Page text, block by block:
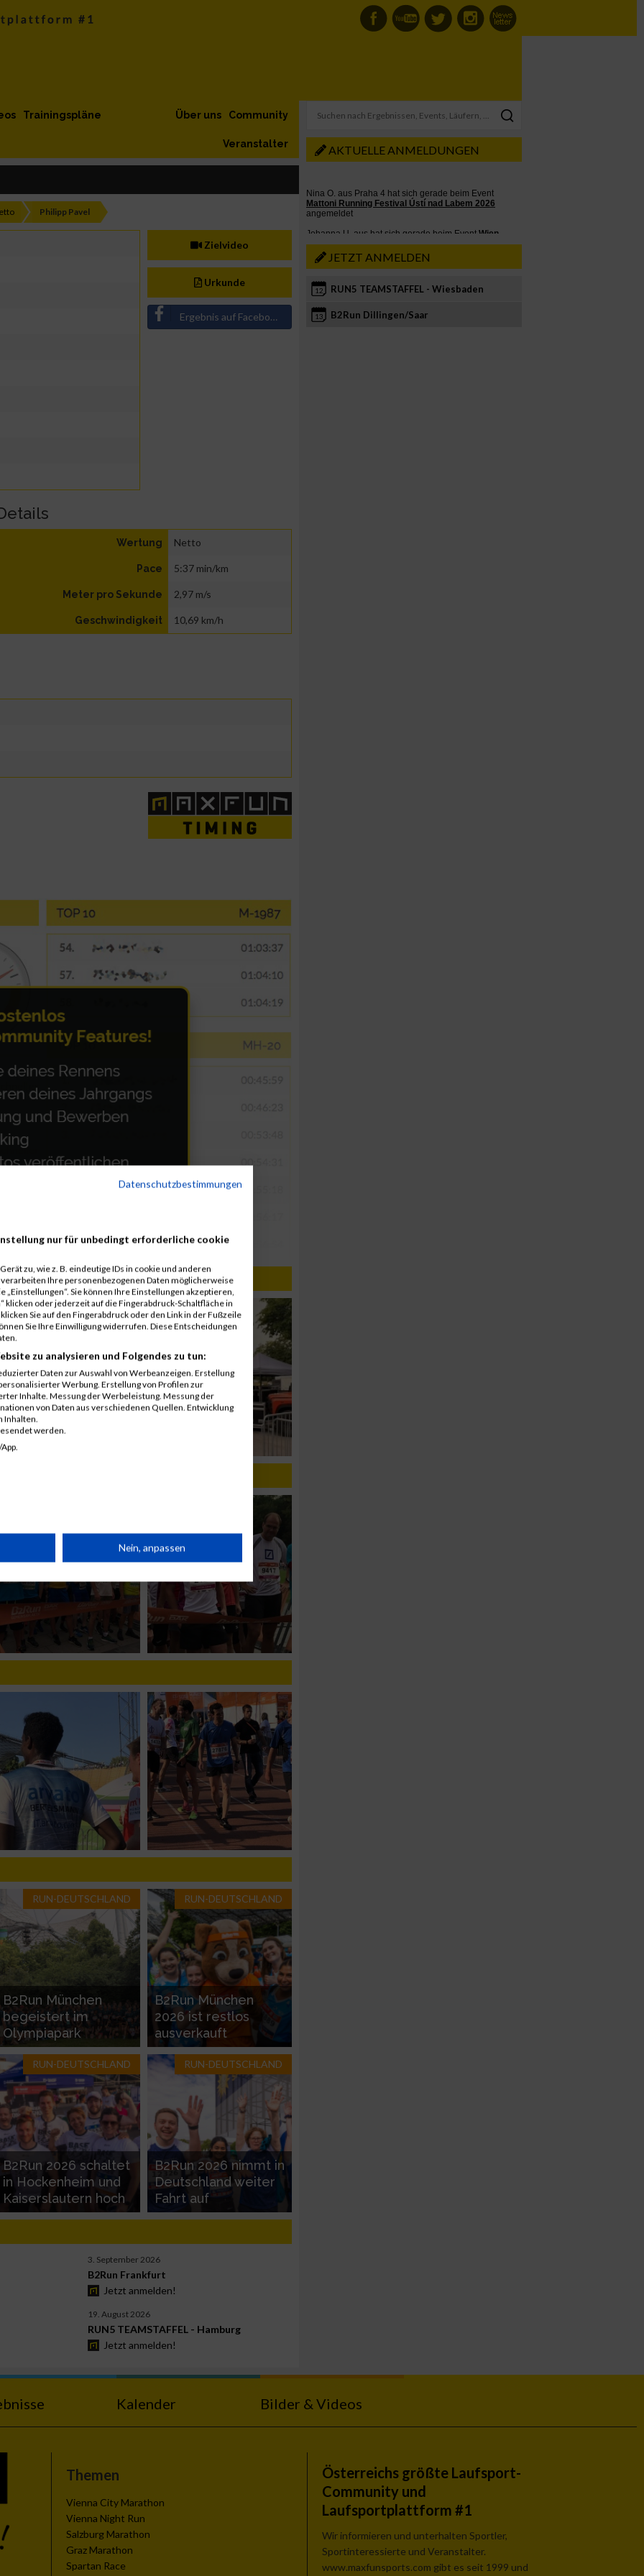
Trainingspläne Community
Über uns
Veranstalter
Philipp Pavel
Zielvideo
Urkunde
Ergebnis auf Facebook teilen
Wertung Netto
Pace 5:37 min/km
Meter pro Sekunde 2,97 m/s
Geschwindigkeit 10,69 km/h
RUN-DEUTSCHLAND
B2Run München
begeistert im
Olympiapark
RUN-DEUTSCHLAND
B2Run München
2026 ist restlos
ausverkauft
RUN-DEUTSCHLAND
B2Run 2026 schaltet
in Hockenheim und
Kaiserslautern hoch
RUN-DEUTSCHLAND
B2Run 2026 nimmt in
Deutschland weiter
Fahrt auf
3. September 2026
B2Run Frankfurt
Jetzt anmelden!
19. August 2026
RUN5 TEAMSTAFFEL - Hamburg
Jetzt anmelden!
AKTUELLE ANMELDUNGEN
JETZT ANMELDEN
12 RUN5 TEAMSTAFFEL - Wiesbaden
13 B2Run Dillingen/Saar
Kalender Bilder & Videos
Themen
Vienna City Marathon
Vienna Night Run
Salzburg Marathon
Graz Marathon
Spartan Race
Österreichs größte Laufsport-
Community und
Laufsportplattform #1
Wir informieren und unterhalten Sportler,
Sportinteressierte und Veranstalter.
www.maxfunsports.com gibt es seit 1999 und
Datenschutzbestimmungen
nur für unbedingt erforderliche cookie
zu, wie z. B. eindeutige IDs in cookie und anderen
Ihre personenbezogenen Daten möglicherweise
Sie können Ihre Einstellungen akzeptieren,
klicken oder jederzeit auf die Fingerabdruck-Schaltfläche in
Sie auf den Fingerabdruck oder den Link in der Fußzeile
Sie Ihre Einwilligung widerrufen. Diese Entscheidungen
zu analysieren und Folgendes zu tun:
Daten zur Auswahl von Werbeanzeigen. Erstellung
Werbung. Erstellung von Profilen zur
Inhalte. Messung der Werbeleistung. Messung der
von Daten aus verschiedenen Quellen. Entwicklung
Inhalten.
werden.
Daten aus
Nein, anpassen